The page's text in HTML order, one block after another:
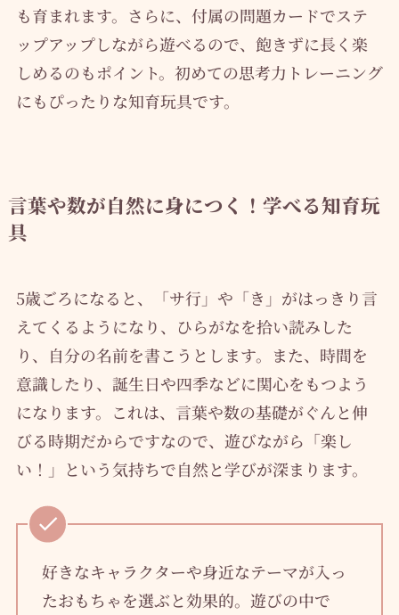
も育まれます。さらに、付属の問題カードでステ
ップアップしながら遊べるので、飽きずに長く楽
しめるのもポイント。初めての思考力トレーニング
にもぴったりな知育玩具です。
言葉や数が自然に身につく！学べる知育玩
具
5歳ごろになると、「サ行」や「き」がはっきり言
えてくるようになり、ひらがなを拾い読みした
り、自分の名前を書こうとします。また、時間を
意識したり、誕生日や四季などに関心をもつよう
になります。これは、言葉や数の基礎がぐんと伸
びる時期だからですなので、遊びながら「楽し
い！」という気持ちで自然と学びが深まります。
好きなキャラクターや身近なテーマが入っ
たおもちゃを選ぶと効果的。遊びの中で